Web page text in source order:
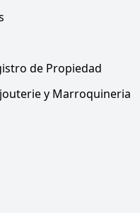
de Propiedad
y Marroquineria